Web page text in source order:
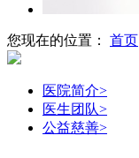
您现在的位置： 首页
医院简介>
医生团队>
公益慈善>